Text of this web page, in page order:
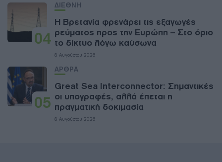
04
ΔΙΕΘΝΗ
Η Βρετανία φρενάρει τις εξαγωγές
ρεύματος προς την Ευρώπη – Στο όριο
το δίκτυο λόγω καύσωνα
8 Αυγούστου 2026
05
ΑΡΘΡΑ
Great Sea Interconnector: Σημαντικές
οι υπογραφές, αλλά έπεται η
πραγματική δοκιμασία
8 Αυγούστου 2026